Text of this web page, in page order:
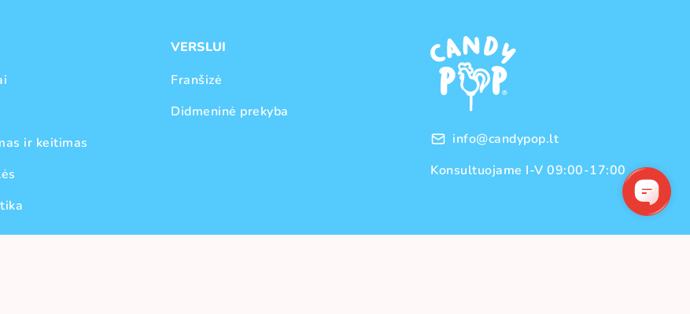
ir keitimas
VERSLUI
Franšizė
Didmeninė prekyba
info@candypop.lt
Konsultuojame I-V 09:00-17:00